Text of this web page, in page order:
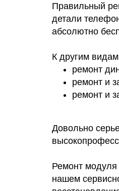
Правильный
детали
абсолютно
К другим видам
ремонт
ремонт и
ремонт и
Довольно
Ремонт модуля
нашем